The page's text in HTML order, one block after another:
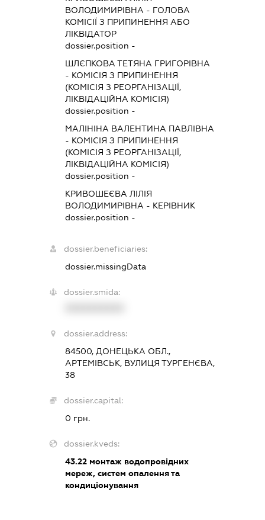
ВОЛОДИМИРІВНА - ГОЛОВА
КОМІСІЇ З ПРИПИНЕННЯ АБО
ЛІКВІДАТОР
dossier.position -
ШЛЄПКОВА ТЕТЯНА ГРИГОРІВНА
- КОМІСІЯ З ПРИПИНЕННЯ
(КОМІСІЯ З РЕОРГАНІЗАЦІЇ,
ЛІКВІДАЦІЙНА КОМІСІЯ)
dossier.position -
МАЛІНІНА ВАЛЕНТИНА ПАВЛІВНА
- КОМІСІЯ З ПРИПИНЕННЯ
(КОМІСІЯ З РЕОРГАНІЗАЦІЇ,
ЛІКВІДАЦІЙНА КОМІСІЯ)
dossier.position -
КРИВОШЕЄВА ЛІЛІЯ
ВОЛОДИМИРІВНА - КЕРІВНИК
dossier.position -
dossier.beneficiaries:
dossier.missingData
dossier.smida:
dossier.address:
84500, ДОНЕЦЬКА ОБЛ.,
АРТЕМІВСЬК, ВУЛИЦЯ ТУРГЕНЄВА,
38
dossier.capital:
0 грн.
dossier.kveds:
43.22 монтаж водопровідних
мереж, систем опалення та
кондиціонування